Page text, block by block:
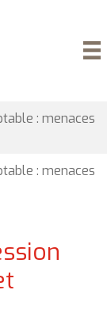
: menaces
: menaces